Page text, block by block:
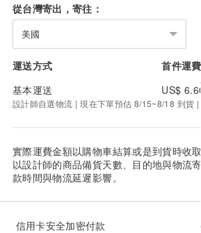
從台灣寄出，寄往：
美國
運送方式 首件運費
基本運送
US$ 6.60
設計師自選物流 | 現在下單預估 8/15~8/18 到貨 |
實際運費金額以購物車結算或是到貨時收
以設計師的商品備貨天數、目的地與物流
款時間與物流延遲影響。
信用卡安全加密付款